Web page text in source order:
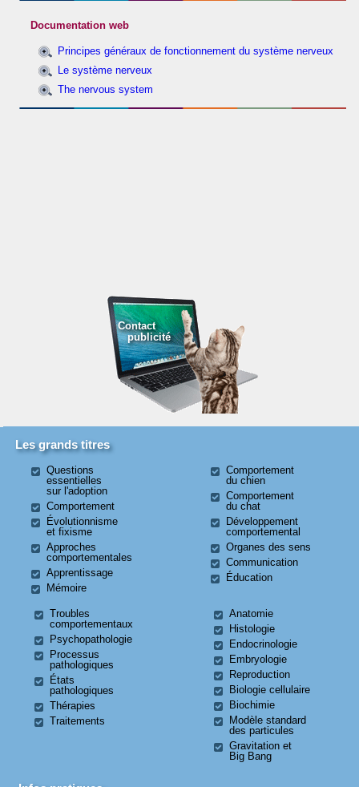
Documentation web
Principes généraux de fonctionnement du système nerveux
Le système nerveux
The nervous system
Contact
publicité
Les grands titres
Questions
essentielles
sur l'adoption
Comportement
Évolutionnisme
et fixisme
Approches
comportementales
Apprentissage
Mémoire
Comportement
du chien
Comportement
du chat
Développement
comportemental
Organes des sens
Communication
Éducation
Troubles
comportementaux
Psychopathologie
Processus
pathologiques
États
pathologiques
Thérapies
Traitements
Anatomie
Histologie
Endocrinologie
Embryologie
Reproduction
Biologie cellulaire
Biochimie
Modèle standard
des particules
Gravitation et
Big Bang